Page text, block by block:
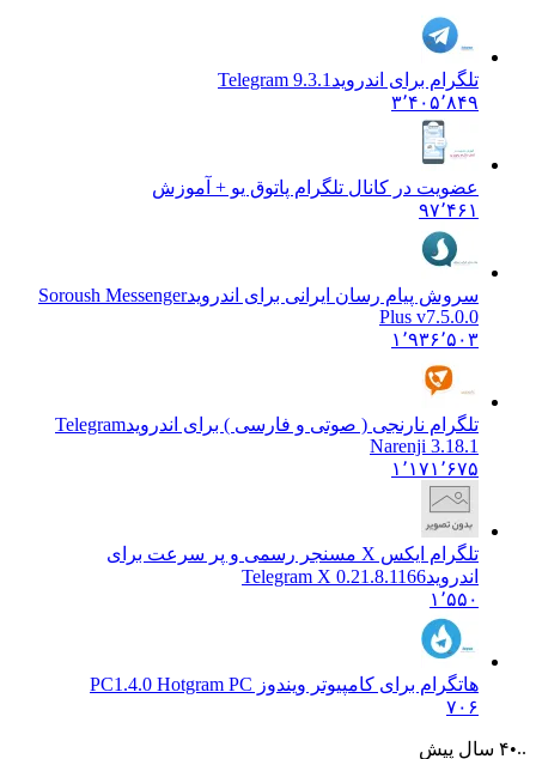
تلگرام برای اندرویدTelegram 9.3.1
۳٬۴۰۵٬۸۴۹
عضویت در کانال تلگرام پاتوق یو + آموزش
۹۷٬۴۶۱
سروش پیام رسان ایرانی برای اندرویدSoroush Messenger
Plus v7.5.0.0
۱٬۹۳۶٬۵۰۳
تلگرام نارنجی ( صوتی و فارسی ) برای اندرویدTelegram
Narenji 3.18.1
۱٬۱۷۱٬۶۷۵
تلگرام ایکس X مسنجر رسمی و پر سرعت برای
اندرویدTelegram X 0.21.8.1166
۱٬۵۵۰
هاتگرام برای کامپیوتر ویندوز PC1.4.0 Hotgram PC